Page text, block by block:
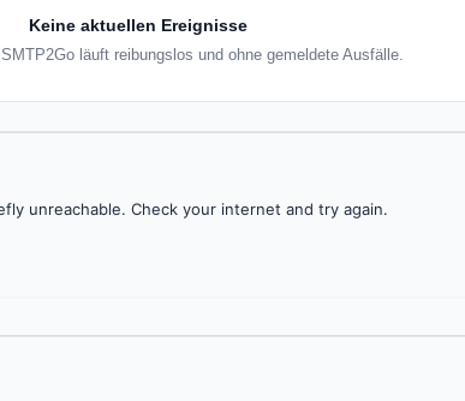
Keine aktuellen Ereignisse
läuft reibungslos und ohne gemeldete Ausfälle.
unreachable. Check your internet and try again.